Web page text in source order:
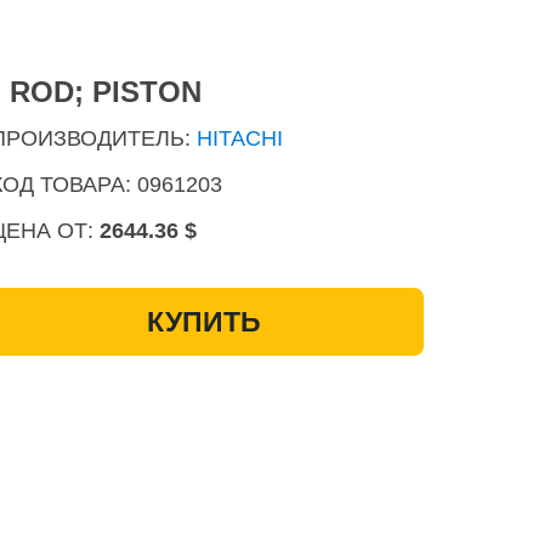
ROD; PISTON
HITACHI
ТОВАРА: 0961203
ОТ: 2644.36 $
КУПИТЬ